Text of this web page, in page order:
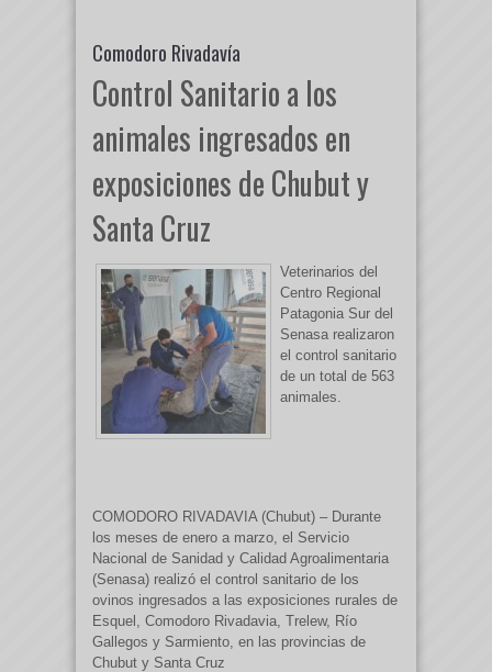
Comodoro Rivadavía
Control Sanitario a los
animales ingresados en
exposiciones de Chubut y
Santa Cruz
Veterinarios del
Centro Regional
Patagonia Sur del
Senasa realizaron
el control sanitario
de un total de 563
animales.
COMODORO RIVADAVIA (Chubut) – Durante
los meses de enero a marzo, el Servicio
Nacional de Sanidad y Calidad Agroalimentaria
(Senasa) realizó el control sanitario de los
ovinos ingresados a las exposiciones rurales de
Esquel, Comodoro Rivadavia, Trelew, Río
Gallegos y Sarmiento, en las provincias de
Chubut y Santa Cruz